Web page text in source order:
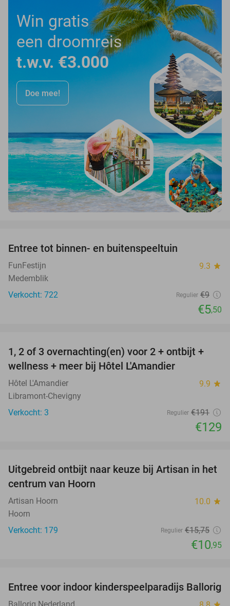
Win gratis
een droomreis
t.w.v. €3.000
Doe mee!
Entree tot binnen- en buitenspeeltuin
FunFestijn 9.3 star
Medemblik
Verkocht: 722
Regulier €9
€5,50
32%
TODAY
1, 2 of 3 overnachting(en) voor 2 + ontbijt +
wellness + meer bij Hôtel L'Amandier
Hôtel L'Amandier 9.9 star
Libramont-Chevigny
Verkocht: 3
Regulier €191
€129
30%
Uitgebreid ontbijt naar keuze bij Artisan in het
centrum van Hoorn
Artisan Hoorn 10.0 star
Hoorn
Verkocht: 179
Regulier €15,75
€10,95
32%
Entree voor indoor kinderspeelparadijs Ballorig